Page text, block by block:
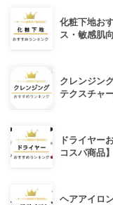
化粧下地お
ス・敏感肌
クレンジン
テクスチャ
ドライヤー
コスパ商品】
ヘアアイロ